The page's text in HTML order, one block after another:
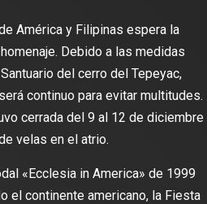
América y Filipinas espera la
Debido a las medidas
del cerro del Tepeyac,
continuo para evitar multitudes.
cerrada del 9 al 12 de diciembre
velas en el atrio.
«Ecclesia in America» de 1999
el continente americano, la Fiesta